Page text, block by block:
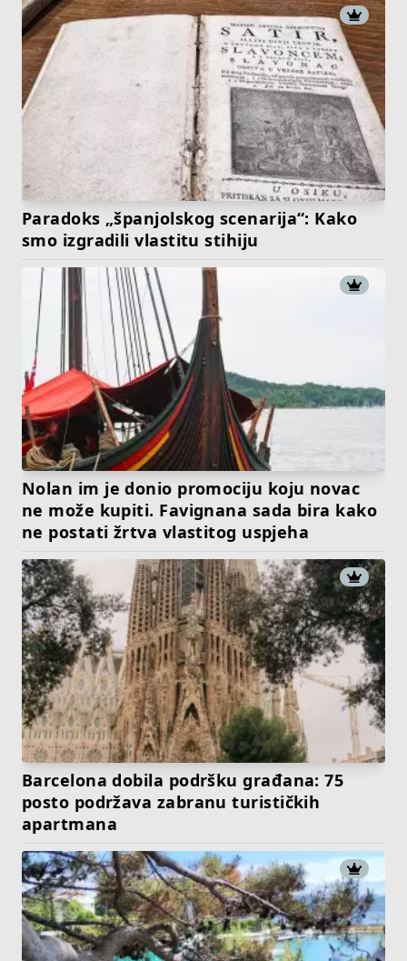
Paradoks „španjolskog scenarija“: Kako
smo izgradili vlastitu stihiju
Nolan im je donio promociju koju novac
ne može kupiti. Favignana sada bira kako
ne postati žrtva vlastitog uspjeha
Barcelona dobila podršku građana: 75
posto podržava zabranu turističkih
apartmana